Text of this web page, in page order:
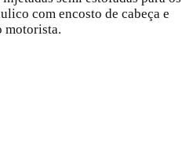
com encosto de cabeça e
motorista.